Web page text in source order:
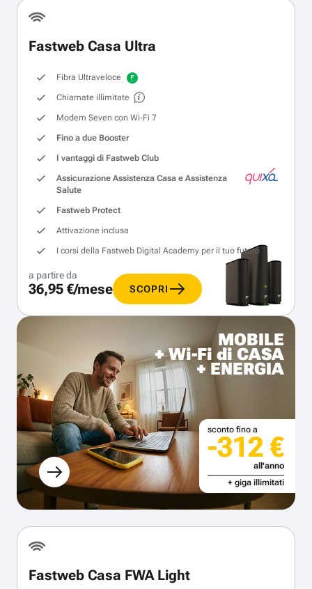
Fastweb Casa Ultra
Fibra Ultraveloce
Chiamate illimitate
Modem Seven con Wi‑Fi 7
Fino a due Booster
I vantaggi di Fastweb Club
Assicurazione Assistenza Casa e Assistenza
Salute
Fastweb Protect
Attivazione inclusa
I corsi della Fastweb Digital Academy per il tuo futuro
a partire da
36,95 €/mese SCOPRI
MOBILE
+ Wi-Fi di CASA
+ ENERGIA
sconto fino a
-312 €
all'anno
+ giga illimitati
Fastweb Casa FWA Light